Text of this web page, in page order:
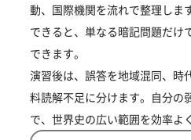
動、国際機関を流れで整理しま
できると、単なる暗記問題だけ
できます。
演習後は、誤答を地域混同、時
料読解不足に分けます。自分の
で、世界史の広い範囲を効率よ